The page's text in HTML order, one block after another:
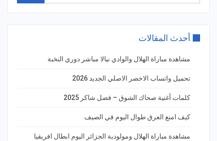
أحدث المقالات
مشاهدة مباراة الهلال والوادي نيالا مباشر دوري النخبة
تحميل واتساب الاخضر الاصلي الجديد 2026
كلمات أغنية صحاك الشوق – فضل شاكر 2025
كيف امنع العرق طوال اليوم في الصيف
مشاهدة مباراة الهلال ومولودية الجزائر اليوم ابطال افريقيا